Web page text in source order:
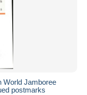
World Jamboree
postmarks